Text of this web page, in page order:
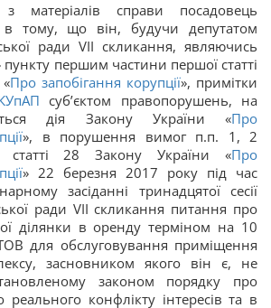
матеріалів справи посадовець
в тому, що він, будучи депутатом
ради VII скликання, являючись
пункту першим частини першої статті
Про запобігання корупції», примітки
суб’єктом правопорушень, на
дія Закону України «Про
», в порушення вимог п.п. 1, 2
статті 28 Закону України «Про
» 22 березня 2017 року під час
засіданні тринадцятої сесії
ради VII скликання питання про
ділянки в оренду терміном на 10
для обслуговування приміщення
засновником якого він є, не
законом порядку про
реального конфлікту інтересів та в